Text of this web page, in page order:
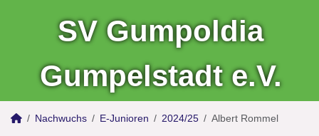
SV Gumpoldia
Gumpelstadt e.V.
Nachwuchs E-Junioren 2024/25 Albert Rommel